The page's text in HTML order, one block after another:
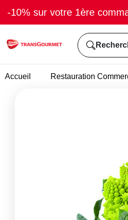
-10% sur votre 1ère
Accueil Restauration